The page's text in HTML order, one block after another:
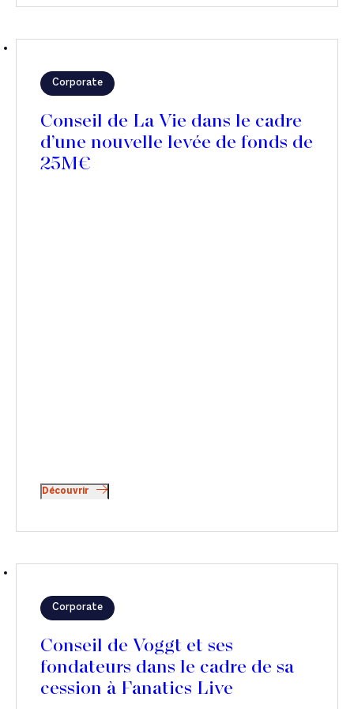
Corporate
Conseil de La Vie dans le cadre
d’une nouvelle levée de fonds de
25M€
Découvrir
Corporate
Conseil de Voggt et ses
fondateurs dans le cadre de sa
cession à Fanatics Live